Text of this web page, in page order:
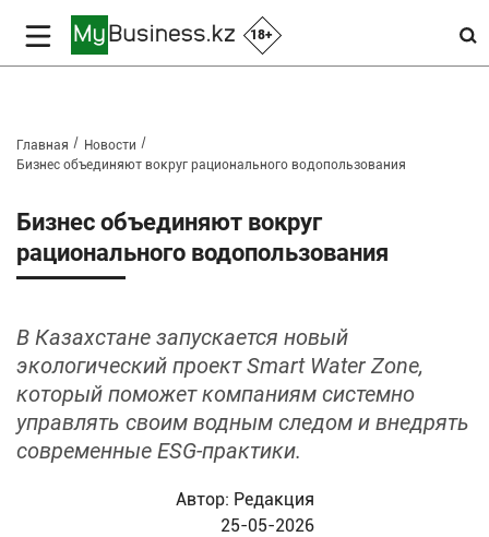
18+
Главная
Новости
Бизнес объединяют вокруг рационального водопользования
Бизнес объединяют вокруг
рационального водопользования
В Казахстане запускается новый
экологический проект Smart Water Zone,
который поможет компаниям системно
управлять своим водным следом и внедрять
современные ESG‑практики.
Автор: Редакция
25-05-2026